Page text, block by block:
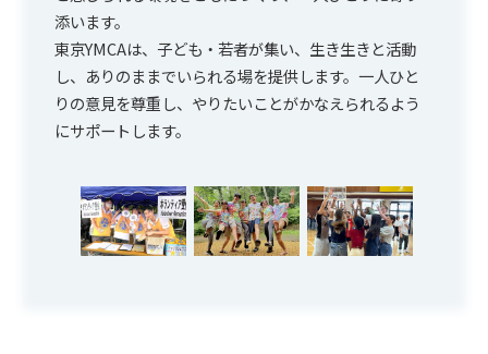
添います。
東京YMCAは、子ども・若者が集い、生き生きと活動
し、ありのままでいられる場を提供します。一人ひと
りの意見を尊重し、やりたいことがかなえられるよう
にサポートします。